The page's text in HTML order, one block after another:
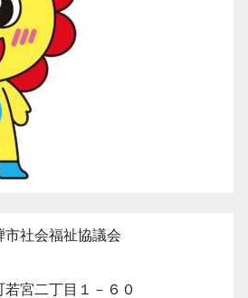
社会福祉協議会
宮二丁目１－６０